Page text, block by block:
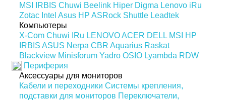
MSI
IRBIS Chuwi Beelink Hiper Digma Lenovo iRu
Zotac Intel Asus HP ASRock Shuttle Leadtek
Компьютеры
X-Com Chuwi IRu LENOVOACER DELL MSI
HP
IRBIS ASUS Nerpa CBR Aquarius Raskat
Blackview Minisforum Yadro OSIO Lyambda RDW
Периферия
Аксессуары для мониторов
Кабели и переходники Системы крепления,
подставки для мониторов Переключатели,